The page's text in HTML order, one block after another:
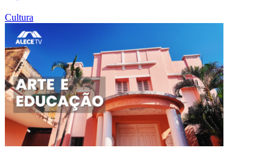
Cultura